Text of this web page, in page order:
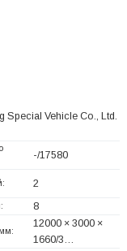
Special Vehicle Co., Ltd.
-/17580
2
8
12000 × 3000 ×
1660/3…